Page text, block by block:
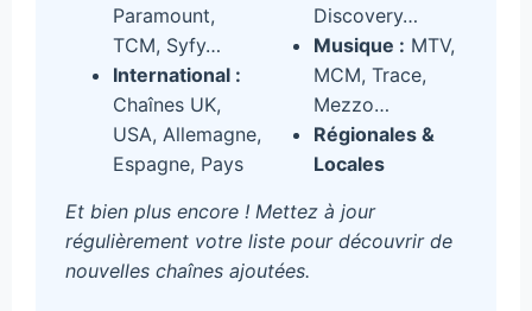
Paramount,
TCM, Syfy…
International :
Chaînes UK,
USA, Allemagne,
Espagne, Pays
Discovery…
Musique : MTV,
MCM, Trace,
Mezzo…
Régionales &
Locales
Et bien plus encore ! Mettez à jour
régulièrement votre liste pour découvrir de
nouvelles chaînes ajoutées.